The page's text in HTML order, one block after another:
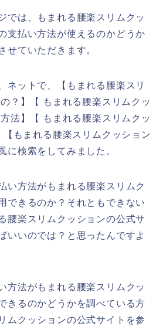
では、もまれる腰楽スリムクッ
支払い方法が使えるのかどうか
せていただきます。
ネットで、【もまれる腰楽スリ
？】【 もまれる腰楽スリムクッ
法】【 もまれる腰楽スリムクッ
もまれる腰楽スリムクッション
検索をしてみました。
い方法がもまれる腰楽スリムク
できるのか？それともできない
腰楽スリムクッションの公式サ
いいのでは？と思ったんですよ
方法がもまれる腰楽スリムクッ
きるのかどうかを調べている方
ムクッションの公式サイトを参